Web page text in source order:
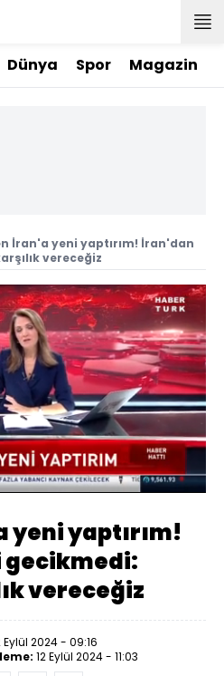
Dünya Spor Magazin
İran'a yeni yaptırım! İran'dan
vereceğiz
Oynatma
Hızı
yeni yaptırım!
vereceğiz
Eylül 2024 - 09:16
12 Eylül 2024 - 11:03